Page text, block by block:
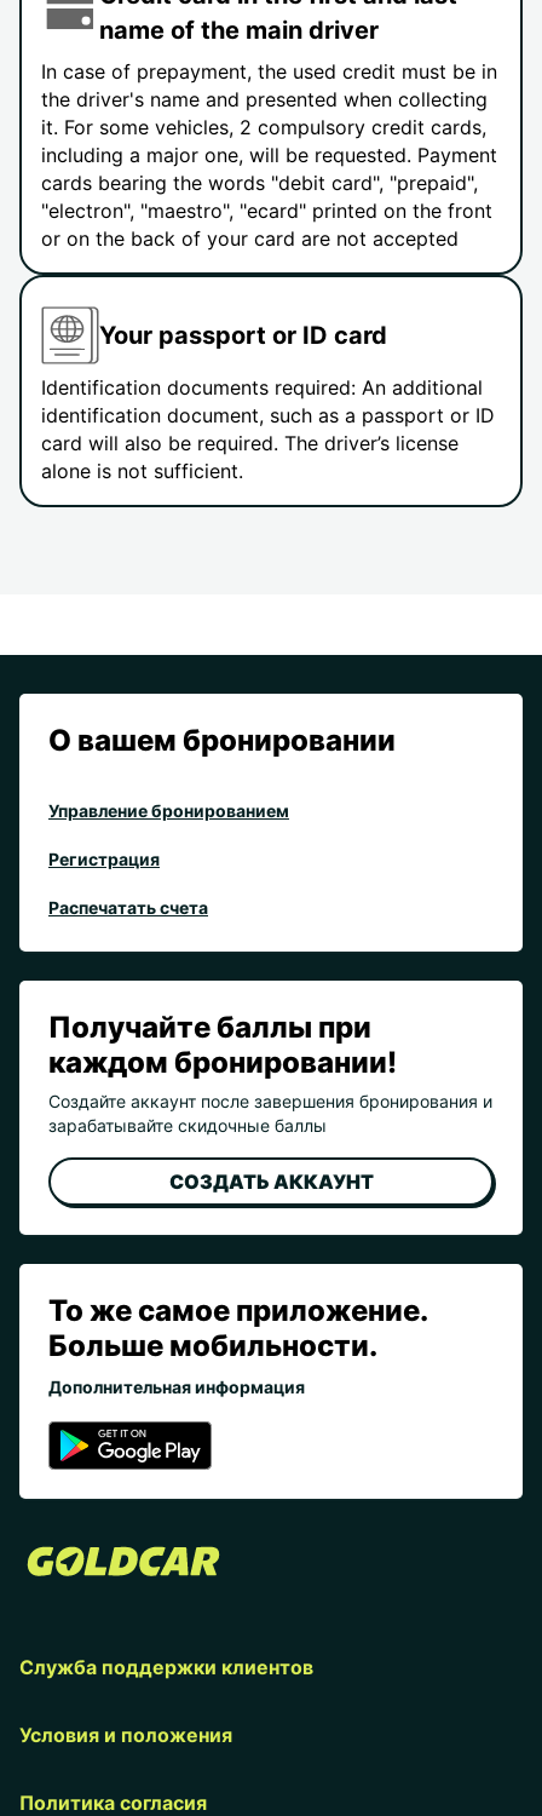
name of the main driver
In case of prepayment, the used credit must be in
the driver's name and presented when collecting
it. For some vehicles, 2 compulsory credit cards,
including a major one, will be requested. Payment
cards bearing the words "debit card", "prepaid",
"electron", "maestro", "ecard" printed on the front
or on the back of your card are not accepted
Your passport or ID card
Identification documents required: An additional
identification document, such as a passport or ID
card will also be required. The driver’s license
alone is not sufficient.
О вашем бронировании
Управление бронированием
Регистрация
Распечатать счета
Получайте баллы при
каждом бронировании!
Создайте аккаунт после завершения бронирования и
зарабатывайте скидочные баллы
СОЗДАТЬ АККАУНТ
То же самое приложение.
Больше мобильности.
Дополнительная информация
Служба поддержки клиентов
Условия и положения
Политика согласия